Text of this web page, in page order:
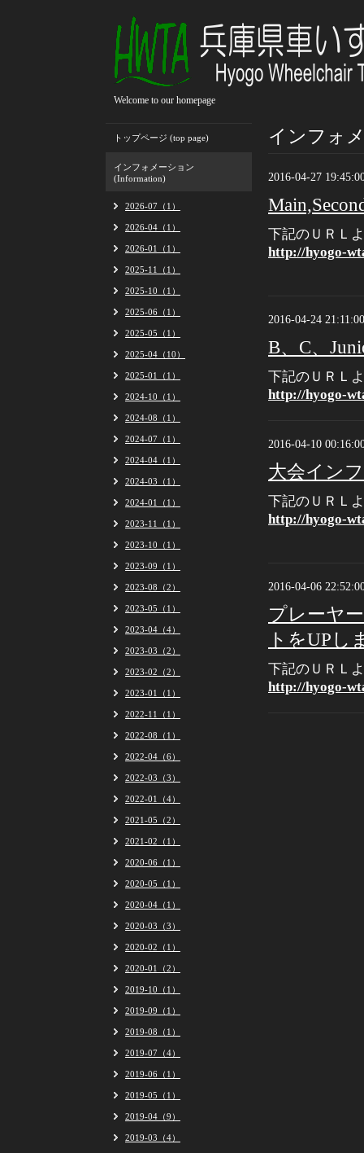
Welcome to our homepage
インフォ
2016-04-27
下記のＵＲＬ
http://hyogo-
2016-04-24 21:11:00
B、C、
下記のＵＲＬ
http://hyogo-
2016-04-10
大会イン
下記のＵＲＬ
http://hyogo-
2016-04-06
プレーヤ
トをUPし
下記のＵＲＬ
http://hyogo-
トップページ (top page)
インフォメーション
(Information)
2026-07（1）
2026-04（1）
2026-01（1）
2025-11（1）
2025-10（1）
2025-06（1）
2025-05（1）
2025-04（10）
2025-01（1）
2024-10（1）
2024-08（1）
2024-07（1）
2024-04（1）
2024-03（1）
2024-01（1）
2023-11（1）
2023-10（1）
2023-09（1）
2023-08（2）
2023-05（1）
2023-04（4）
2023-03（2）
2023-02（2）
2023-01（1）
2022-11（1）
2022-08（1）
2022-04（6）
2022-03（3）
2022-01（4）
2021-05（2）
2021-02（1）
2020-06（1）
2020-05（1）
2020-04（1）
2020-03（3）
2020-02（1）
2020-01（2）
2019-10（1）
2019-09（1）
2019-08（1）
2019-07（4）
2019-06（1）
2019-05（1）
2019-04（9）
2019-03（4）